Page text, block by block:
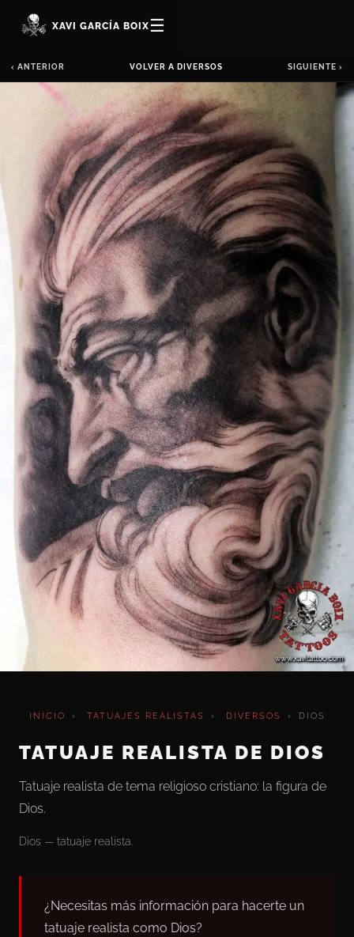
XAVI GARCÍA BOIX☰
‹ ANTERIOR VOLVER A DIVERSOS SIGUIENTE ›
INICIO › TATUAJES REALISTAS › DIVERSOS › DIOS
TATUAJE REALISTA DE DIOS
Tatuaje realista de tema religioso cristiano: la figura de
Dios.
Dios — tatuaje realista.
¿Necesitas más información para hacerte un
tatuaje realista como Dios?